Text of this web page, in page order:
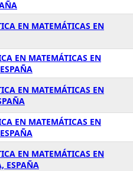
EN MATEMÁTICAS EN
EN MATEMÁTICAS EN
EN MATEMÁTICAS EN
EN MATEMÁTICAS EN
EN MATEMÁTICAS EN
ESPAÑA